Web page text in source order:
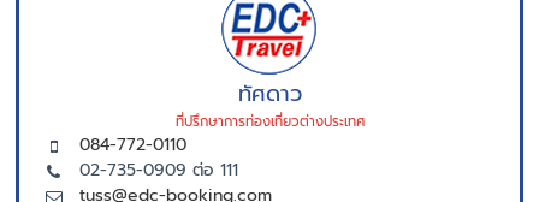
ทัศดาว
ที่ปรึกษาการท่องเที่ยวต่างประเทศ
084-772-0110
02-735-0909 ต่อ 111
tuss@edc-booking.com